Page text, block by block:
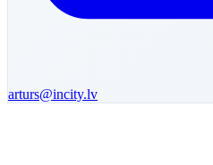
arturs@incity.lv